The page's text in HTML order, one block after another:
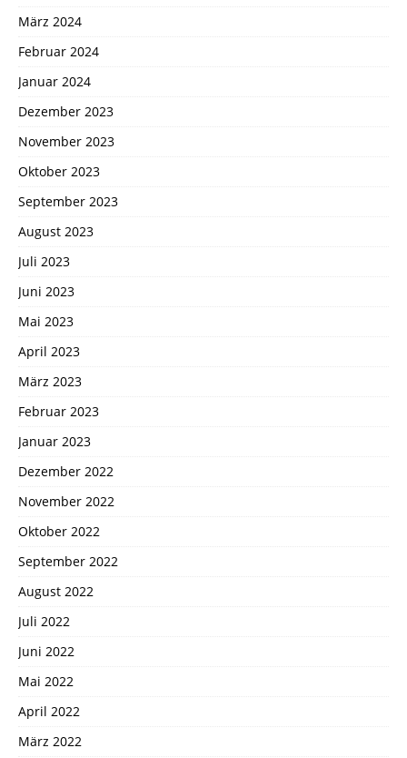
März 2024
Februar 2024
Januar 2024
Dezember 2023
November 2023
Oktober 2023
September 2023
August 2023
Juli 2023
Juni 2023
Mai 2023
April 2023
März 2023
Februar 2023
Januar 2023
Dezember 2022
November 2022
Oktober 2022
September 2022
August 2022
Juli 2022
Juni 2022
Mai 2022
April 2022
März 2022